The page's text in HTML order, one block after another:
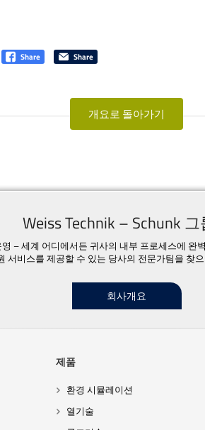
Share Share
개요로 돌아가기
Weiss Technik – Schunk
– 세계 어디에서든 귀사의 내부 프로세스에
서비스를 제공할 수 있는 당사의 전문가팀을 찾
회사개요
제품
환경 시뮬레이션
열기술